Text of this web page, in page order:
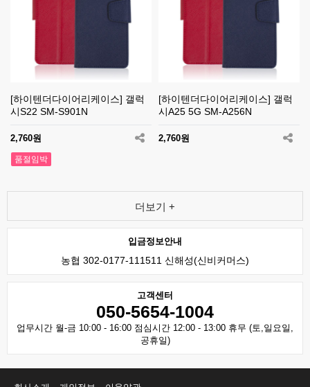
[하이텐더다이어리케이스] 갤럭
시S22 SM-S901N
2,760원
품절임박
[하이텐더다이어리케이스] 갤럭
시A25 5G SM-A256N
2,760원
더보기 +
입금정보안내
농협 302-0177-111511 신해성(신비커머스)
고객센터
050-5654-1004
업무시간 월-금 10:00 - 16:00 점심시간 12:00 - 13:00 휴무 (토,일요일,
공휴일)